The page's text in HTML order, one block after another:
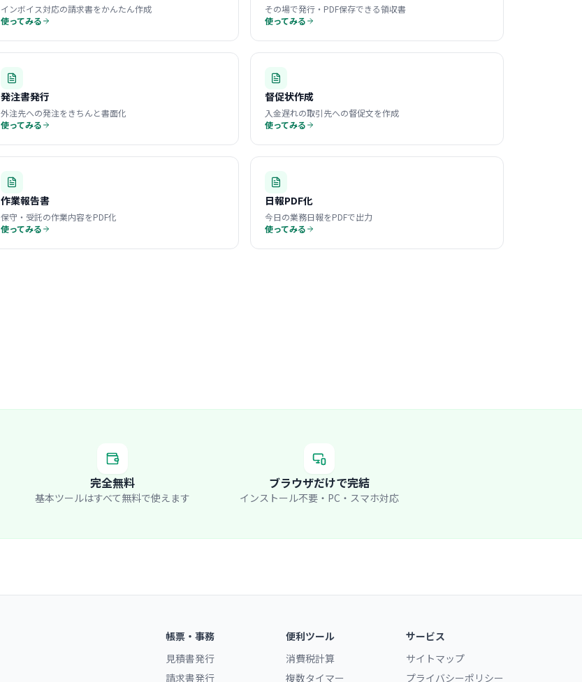
インボイス対応の請求書をかんたん作成
使ってみる
その場で発行・PDF保存できる領収書
使ってみる
発注書発行
外注先への発注をきちんと書面化
使ってみる
督促状作成
入金遅れの取引先への督促文を作成
使ってみる
作業報告書
保守・受託の作業内容をPDF化
使ってみる
日報PDF化
今日の業務日報をPDFで出力
使ってみる
完全無料
基本ツールはすべて無料で使えます
ブラウザだけで完結
インストール不要・PC・スマホ対応
帳票・事務
見積書発行
請求書発行
便利ツール
消費税計算
複数タイマー
サービス
サイトマップ
プライバシーポリシー